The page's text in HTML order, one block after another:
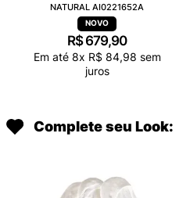
NATURAL AI0221652A
R$ 679,90
Em até 8x R$ 84,98 sem
juros
Complete seu Look: